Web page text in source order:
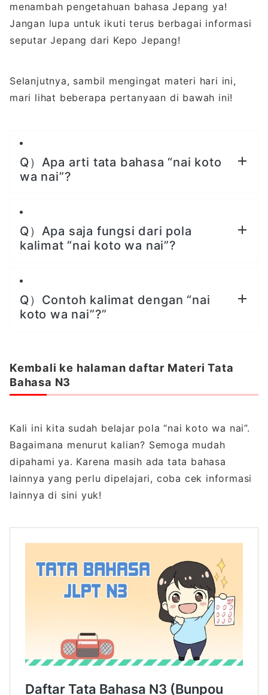
menambah pengetahuan bahasa Jepang ya!
Jangan lupa untuk ikuti terus berbagai informasi
seputar Jepang dari Kepo Jepang!
Selanjutnya, sambil mengingat materi hari ini,
mari lihat beberapa pertanyaan di bawah ini!
Q）Apa arti tata bahasa “nai koto
wa nai”?
Q）Apa saja fungsi dari pola
kalimat “nai koto wa nai”?
Q）Contoh kalimat dengan “nai
koto wa nai”?”
Kembali ke halaman daftar Materi Tata
Bahasa N3
Kali ini kita sudah belajar pola “nai koto wa nai”.
Bagaimana menurut kalian? Semoga mudah
dipahami ya. Karena masih ada tata bahasa
lainnya yang perlu dipelajari, coba cek informasi
lainnya di sini yuk!